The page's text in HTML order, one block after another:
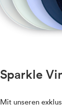
Sparkle
Mit unseren